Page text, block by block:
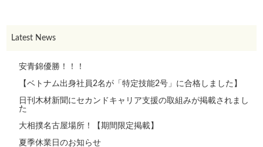
Latest News
安青錦優勝！！！
【ベトナム出身社員2名が「特定技能2号」に合格しました】
日刊木材新聞にセカンドキャリア支援の取組みが掲載されまし
た
大相撲名古屋場所！【期間限定掲載】
夏季休業日のお知らせ